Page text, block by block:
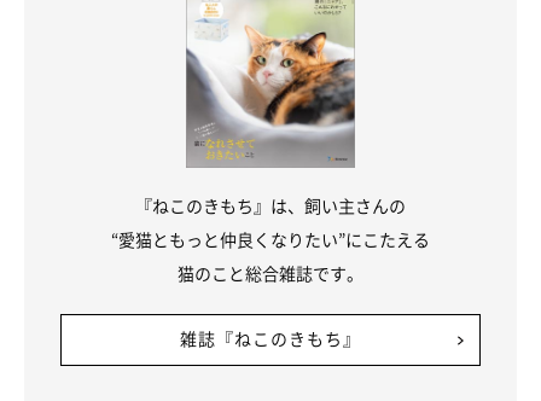
『ねこのきもち』は、飼い主さんの
“愛猫ともっと仲良くなりたい”にこたえる
猫のこと総合雑誌です。
雑誌『ねこのきもち』